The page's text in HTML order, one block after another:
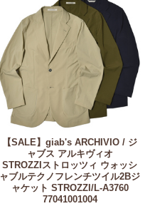
【SALE】giab's ARCHIVIO / ジ
ャブス アルキヴィオ
STROZZIストロッツィ ウォッシ
ャブルテクノフレンチツイル2Bジ
ャケット STROZZI/L-A3760
77041001004